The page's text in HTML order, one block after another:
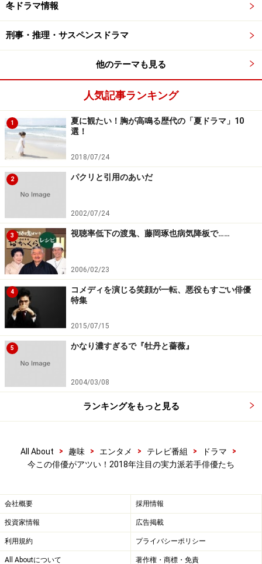
は、主人公の姉を想う心優しき弟を調理白衣で熱演、同
じく朝ドラ『ひよっこ』では音楽を愛する青年をさわや
かに演じています。大河ドラマ『平清盛』『おんな城主
きます。そんな時代から平成の現代まで、さまざまな時
代の持つ匂いをすんなり身にまとう空気は彼ならでは。
映画『月子』では人間の光があたりにくい部分を、ある
凄まじさを持って熱演、躊躇を感じさせない秘めたる強
さに、無限の可能性を感じます。
3月には主演の『デッドフレ
イ%%KISHUIZON_NYORO%%青い殺
足を踏み込む難しい役を彼がどう見せるのか、興味は尽
きません。俳優としての凛と、やわらかい雰囲気の向こ
うで沸き上がる信念は、未来をぐいぐい広げそうです。
健太郎：「今、彼にしか演じられない」で
魅せる
力強い演技にも注目の健太郎
に隠し持つ刃、鮮明ではないけれど未来を映す青写真、
郎です。
『昼顔%%KISHUIZON_NYORO%%平日午後3時の恋人た
ち%%KISHUIZON_NYORO%%』での大人びた高校生や、
映画『チア☆ダン%%KISHUIZON_NYORO%%女子高生が
冬ドラマ情報
刑事・推理・サスペンスドラマ
他のテーマも見る
人気記事ランキング
1
夏に観たい！胸が高鳴る歴代の「夏ドラマ」10
選！
2018/07/24
2 パクリと引用のあいだ
2002/07/24
3 視聴率低下の渡鬼、藤岡琢也病気降板で……
2006/02/23
4
コメディを演じる笑顔が一転、悪役もすごい俳優
特集
2015/07/15
5 かなり濃すぎるで『牡丹と薔薇』
2004/03/08
ランキングをもっと見る
All About > 趣味 > エンタメ > テレビ番組 > ドラマ
>
今この俳優がアツい！2018年注目の実力派若手俳優たち
会社概要 採用情報
投資家情報 広告掲載
利用規約 プライバシーポリシー
All Aboutについて 著作権・商標・免責